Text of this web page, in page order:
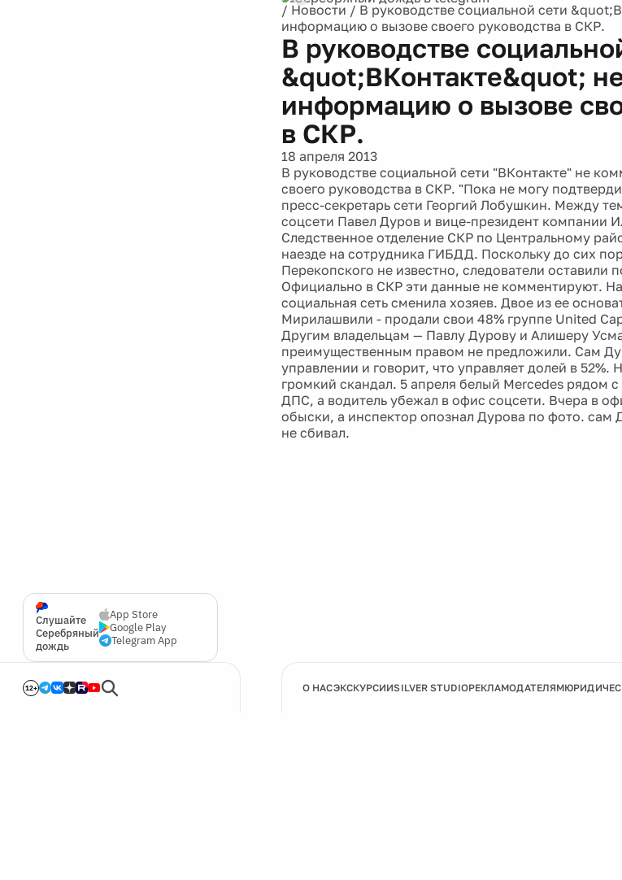
Слушайте
Серебряный
дождь
App Store
Google Play
Telegram App
12+
/ Новости / В руководстве социальной сети
информацию о вызове своего руководства в СКР.
В руководстве
&quot;ВКонтакте&quot;
информацию о вызове
в СКР.
18 апреля 2013
В руководстве социальной сети "ВКонтакте" не
своего руководства в СКР. "Пока не могу
пресс-секретарь сети Георгий Лобушкин. Между
соцсети Павел Дуров и вице-президент компании
Следственное отделение СКР по Центральному
наезде на сотрудника ГИБДД. Поскольку до сих
Перекопского не известно, следователи оставили
Официально в СКР эти данные не комментируют.
социальная сеть сменила хозяев. Двое из ее
Мирилашвили - продали свои 48% группе United
Другим владельцам — Павлу Дурову и Алишеру
преимущественным правом не предложили. Сам
управлении и говорит, что управляет долей в 52%.
громкий скандал. 5 апреля белый Mercedes рядом
ДПС, а водитель убежал в офис соцсети. Вчера в
обыски, а инспектор опознал Дурова по фото. сам
не сбивал.
О НАСЭКСКУРСИИSILVER STUDIOРЕКЛАМОДАТЕЛЯМ